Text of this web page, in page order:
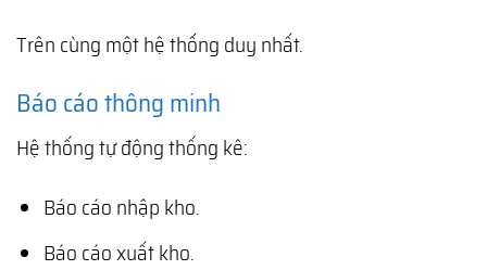
Trên cùng một hệ thống duy nhất.
Báo cáo thông minh
Hệ thống tự động thống kê:
Báo cáo nhập kho.
Báo cáo xuất kho.